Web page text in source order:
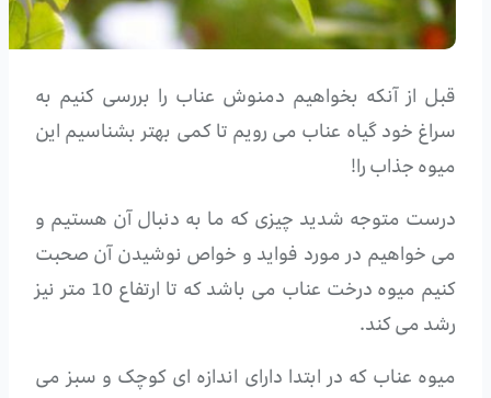
قبل از آنکه بخواهیم دمنوش عناب را بررسی کنیم به
سراغ خود گیاه عناب می رویم تا کمی بهتر بشناسیم این
میوه جذاب را!
درست متوجه شدید چیزی که ما به دنبال آن هستیم و
می خواهیم در مورد فواید و خواص نوشیدن آن صحبت
کنیم میوه درخت عناب می باشد که تا ارتفاع 10 متر نیز
رشد می کند.
میوه عناب که در ابتدا دارای اندازه ای کوچک و سبز می